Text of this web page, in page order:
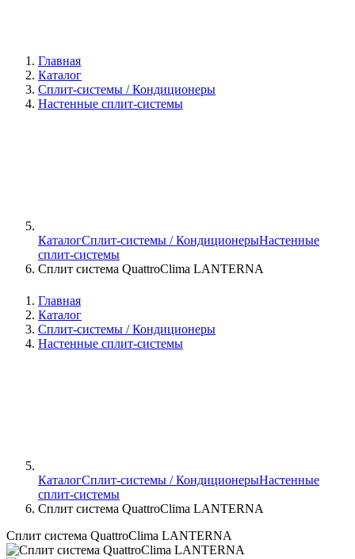
Главная
Каталог
Сплит-системы / Кондиционеры
Настенные сплит-системы
КаталогСплит-системы / КондиционерыНастенные
сплит-системы
Сплит система QuattroClima LANTERNA
Главная
Каталог
Сплит-системы / Кондиционеры
Настенные сплит-системы
КаталогСплит-системы / КондиционерыНастенные
сплит-системы
Сплит система QuattroClima LANTERNA
Сплит система QuattroClima LANTERNA